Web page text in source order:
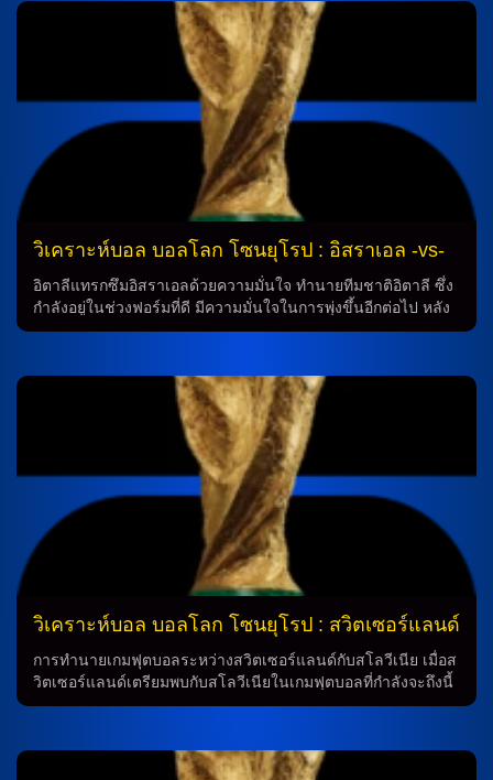
26 โดย Opta ยังได้ระบุว่าทีม “ปืนใหญ่” อาร์เซน่อล มีโอกาสอยู่ที่
อันดับ 2 ด้วยโอกาส 16% ในขณะที่ ทีมปารีสแซงต์-แชร์กแมง ถือ
เป็นเต็งอันดับ 3 ด้วยโอกาส 12.1% ทีมที่ถูกทำนายว่าจะคว้า
แชมป์ยูฟ่า แชมเปี้ยนส์ลีก ฤดูกาล 2025-26 ได้แก่ 1. ลิเวอร์พูล
20.4% 2. อาร์เซน่อล 16% 3. เปแอสเช 12.1% 4. แมนเชสเตอร์
ซิตี้ 8.4% 5. […]
วิเคราะห์บอล บอลโลก โซนยุโรป : อิสราเอล -vs-
อิตาลี
อิตาลีแทรกซึมอิสราเอลด้วยความมั่นใจ ทำนายทีมชาติอิตาลี ซึ่ง
กำลังอยู่ในช่วงฟอร์มที่ดี มีความมั่นใจในการพุ่งขึ้นอีกต่อไป หลัง
จากที่ทำเต็มที่ในการเอาชนะเกมล่าสุดกับเอสโตเนีย ด้วยคะแนน
การแสดงความแข็งแกร่งอย่างชัดเจน เริ่มตั้งแต่ระดับกองหลังที่มี
นักเตะชื่อดังอย่าง เอลิ ดาซ่า, ไอดาน นาชมิอาส, สตาฟ เลมกิ้น,
รอย เรวิโว่ ที่สามารถป้องกันเสาหลักอย่างแข็งแรง ส่วนในระดับ
กองกลาง มีนักเตะที่มีความเก่งอย่างดอร์ เปเรตซ์ และ เอเลียล
เปเรตซ์ ที่สามารถส่งบอลลงสู่หน้าต่อไปอย่างมีประสิทธิภาพ
พร้อมทั้งมีนักเตะในระดับกองหน้าอย่าง ไต บาริโบ ที่มีความ
สามารถในการทำประตูอย่างมั่นใจ ความมั่นใจในการทำนาย ถึง
แม้ทีมชาติอิตาลีจะต้องพบกับอุปสรรคในการเจอกับทีมชาติ
อิสราเอล ที่มีความแข็งแกร่งและมีสมรรถนะที่ดี แต่ทีมชาติอิตาลี
ยังคงมั่นใจในความสามารถของตัวเอง ภายใต้การคุมทัพของ เจน
นาโร่ กัตตูโซ่ และเชื่อว่าสามารถเอาชนะศักยภาพของอิสราเอล
ได้อย่างมั่นใจ จากการทำนายฟุตบอลต่างๆ และวิเคราะห์ฟุตบอล
ทำให้เห็นว่าเกมนี้คาดว่าจะเป็นเกมที่มีความสนุกสนาน และเต็ม
ไปด้วยความตื่นเต้น ทั้งทีมชาติอิตาลีที่กำลังพุ่งไปอย่างมั่นใจ และ
ทีมชาติอิสราเอลที่มีความพร้อมในการรับสู้ สรุป ด้วยความมั่นใจ
และความพร้อมในการแข่งขัน ทำให้ทำนายว่าเกมระหว่างทีม
ติดตามอย่างแน่นอน และเป็นที่คาดหวังว่าทีมชาติอิตาลีจะ
สามารถเอาชนะเกมนี้ได้อย่างมั่นใจ วิเคราะห์บอล: การทำนาย
วิเคราะห์บอล บอลโลก โซนยุโรป : สวิตเซอร์แลนด์
-vs- สโลวีเนีย
การทำนายเกมฟุตบอลระหว่างสวิตเซอร์แลนด์กับสโลวีเนีย เมื่อส
วิตเซอร์แลนด์เตรียมพบกับสโลวีเนียในเกมฟุตบอลที่กำลังจะถึงนี้
มีการทำนายว่าการแข่งขันนี้จะเป็นเกมที่มีความสนุกสนานและ
เวลาของการแข่งขันที่สมบูรณ์ ทำให้ทุกคนตื่นเต้นกับเกมนี้ได้เป็น
อย่างมาก วิเคราะห์บอล: สวิตเซอร์แลนด์ ในทีมสวิตเซอร์แลนด์